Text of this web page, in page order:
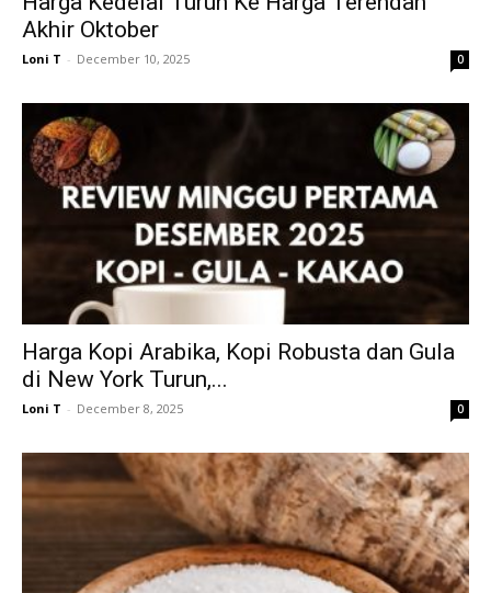
Akhir Oktober
Loni T - December 10, 2025 0
Harga Kopi Arabika, Kopi Robusta dan Gula
di New York Turun,...
Loni T - December 8, 2025 0